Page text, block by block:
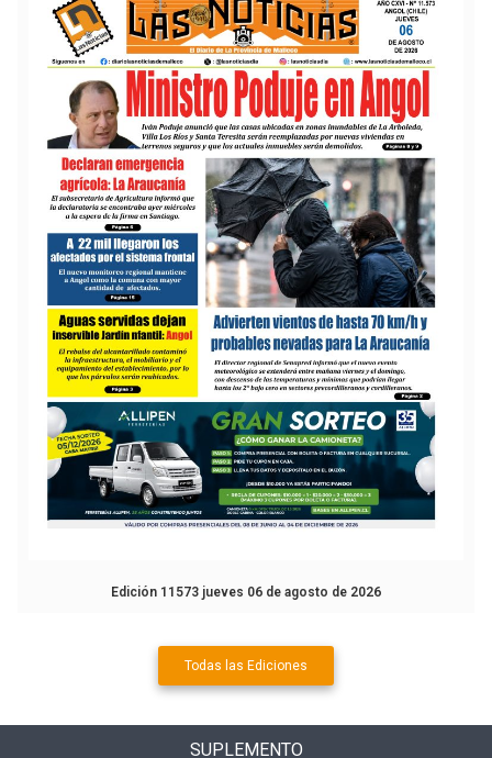
Edición 11573 jueves 06 de agosto de 2026
Todas las Ediciones
SUPLEMENTO